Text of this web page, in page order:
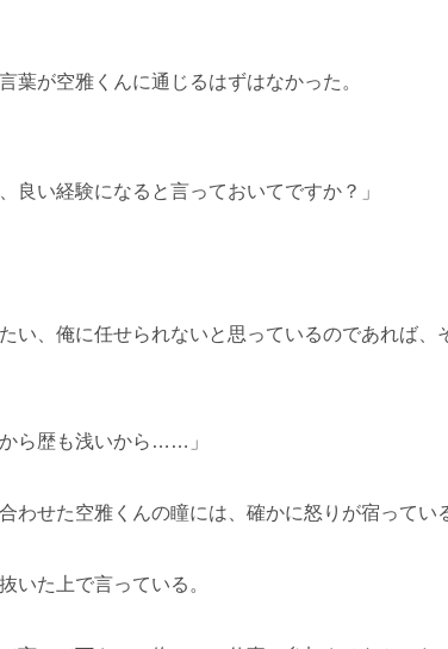
葉が空雅くんに通じるはずはなかった。
良い経験になると言っておいてですか？」
い、俺に任せられないと思っているのであれば、
ら歴も浅いから……」
わせた空雅くんの瞳には、確かに怒りが宿ってい
いた上で言っている。